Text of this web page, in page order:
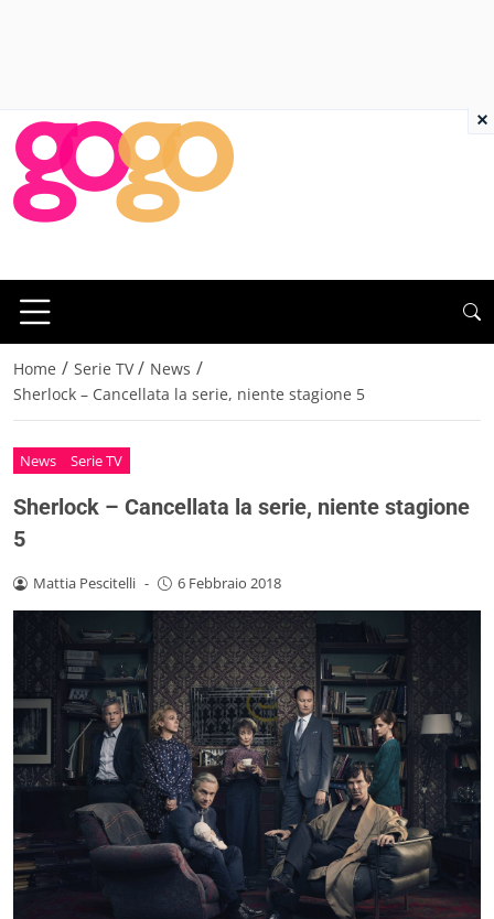
Home / Serie TV / News /
Sherlock – Cancellata la serie, niente stagione 5
News Serie TV
Sherlock – Cancellata la serie, niente stagione
5
Mattia Pescitelli - 6 Febbraio 2018
×